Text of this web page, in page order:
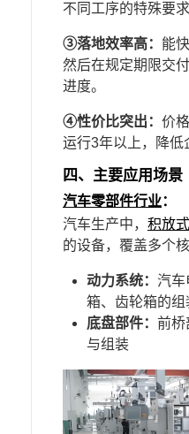
不同工序的特殊要求
③落地效率高： 能
然后在规定期限交
进度。
④性价比突出： 价
运行3年以上，降低
四、 主要应用场景
汽车零部件行业：
汽车生产中， 积放
的设备，覆盖多个
动力系统：汽车
箱、齿轮箱的
底盘部件：前桥
与组装